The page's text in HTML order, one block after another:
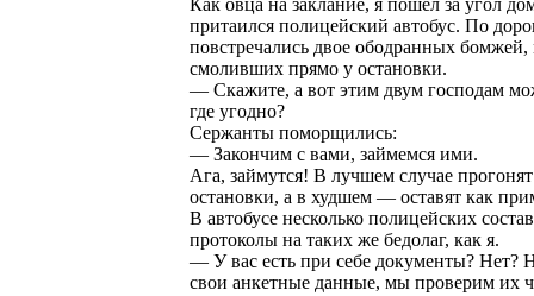
Как овца на заклание, я пошел за угол
притаился полицейский автобус. По
повстречались двое ободранных
смоливших прямо у остановки.
— Скажите, а вот этим двум господам
где угодно?
Сержанты поморщились:
— Закончим с вами, займемся ими.
Ага, займутся! В лучшем случае
остановки, а в худшем — оставят как
В автобусе несколько полицейских
протоколы на таких же бедолаг, как я.
— У вас есть при себе документы? Нет?
свои анкетные данные, мы проверим их